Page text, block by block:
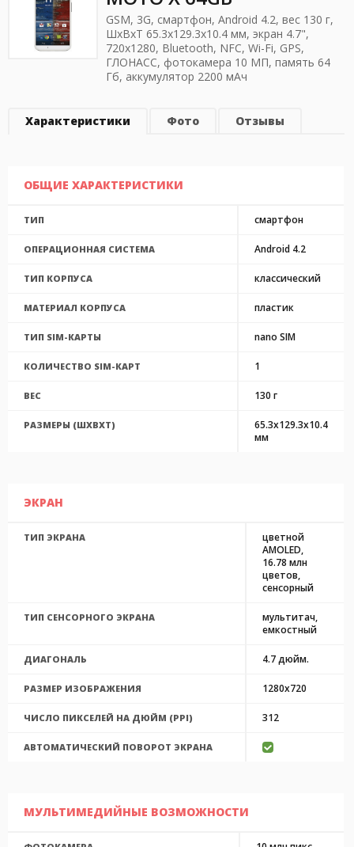
GSM, 3G, смартфон, Android 4.2, вес 130 г,
ШхВхТ 65.3x129.3x10.4 мм, экран 4.7",
720x1280, Bluetooth, NFC, Wi-Fi, GPS,
ГЛОНАСС, фотокамера 10 МП, память 64
Гб, аккумулятор 2200 мАч
Характеристики Фото Отзывы
ОБЩИЕ ХАРАКТЕРИСТИКИ
ТИП смартфон
ОПЕРАЦИОННАЯ СИСТЕМА Android 4.2
ТИП КОРПУСА классический
МАТЕРИАЛ КОРПУСА пластик
ТИП SIM-КАРТЫ nano SIM
КОЛИЧЕСТВО SIM-КАРТ 1
ВЕС 130 г
РАЗМЕРЫ (ШXВXТ)
65.3x129.3x10.4
мм
ЭКРАН
ТИП ЭКРАНА
цветной
AMOLED,
16.78 млн
цветов,
сенсорный
ТИП СЕНСОРНОГО ЭКРАНА
мультитач,
емкостный
ДИАГОНАЛЬ 4.7 дюйм.
РАЗМЕР ИЗОБРАЖЕНИЯ 1280x720
ЧИСЛО ПИКСЕЛЕЙ НА ДЮЙМ (PPI) 312
АВТОМАТИЧЕСКИЙ ПОВОРОТ ЭКРАНА
МУЛЬТИМЕДИЙНЫЕ ВОЗМОЖНОСТИ